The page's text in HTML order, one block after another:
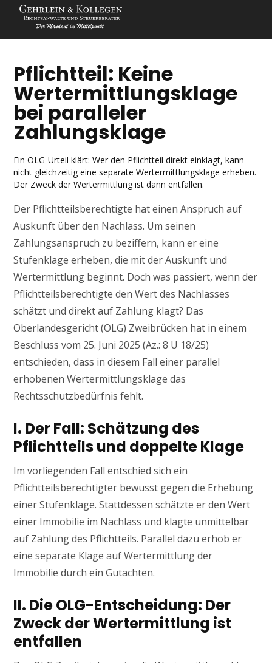
Pflichtteil: Keine
Wertermittlungsklage
bei paralleler
Zahlungsklage
Ein OLG-Urteil klärt: Wer den Pflichtteil direkt einklagt, kann
nicht gleichzeitig eine separate Wertermittlungsklage erheben.
Der Zweck der Wertermittlung ist dann entfallen.
Der Pflichtteilsberechtigte hat einen Anspruch auf
Auskunft über den Nachlass. Um seinen
Zahlungsanspruch zu beziffern, kann er eine
Stufenklage erheben, die mit der Auskunft und
Wertermittlung beginnt. Doch was passiert, wenn der
Pflichtteilsberechtigte den Wert des Nachlasses
schätzt und direkt auf Zahlung klagt? Das
Oberlandesgericht (OLG) Zweibrücken hat in einem
Beschluss vom 25. Juni 2025 (Az.: 8 U 18/25)
entschieden, dass in diesem Fall einer parallel
erhobenen Wertermittlungsklage das
Rechtsschutzbedürfnis fehlt.
I. Der Fall: Schätzung des
Pflichtteils und doppelte Klage
Im vorliegenden Fall entschied sich ein
Pflichtteilsberechtigter bewusst gegen die Erhebung
einer Stufenklage. Stattdessen schätzte er den Wert
einer Immobilie im Nachlass und klagte unmittelbar
auf Zahlung des Pflichtteils. Parallel dazu erhob er
eine separate Klage auf Wertermittlung der
Immobilie durch ein Gutachten.
II. Die OLG-Entscheidung: Der
Zweck der Wertermittlung ist
entfallen